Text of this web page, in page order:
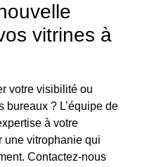
vitrines à
votre visibilité ou
bureaux ? L’équipe de
à votre
une vitrophanie qui
Contactez-nous